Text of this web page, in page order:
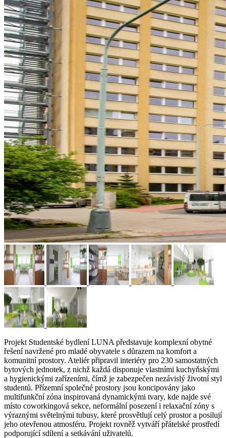
Projekt Studentské bydlení LUNA představuje komplexní obytné
řešení navržené pro mladé obyvatele s důrazem na komfort a
komunitní prostory. Ateliér připravil interiéry pro 230 samostatných
bytových jednotek, z nichž každá disponuje vlastními kuchyňskými
a hygienickými zařízeními, čímž je zabezpečen nezávislý životní styl
studentů. Přízemní společné prostory jsou koncipovány jako
multifunkční zóna inspirovaná dynamickými tvary, kde najde své
místo coworkingová sekce, neformální posezení i relaxační zóny s
výraznými světelnými tubusy, které prosvětlují celý prostor a posilují
jeho otevřenou atmosféru. Projekt rovněž vytváří přátelské prostředí
podporující sdílení a setkávání uživatelů.